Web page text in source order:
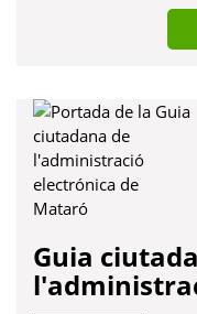
Guia